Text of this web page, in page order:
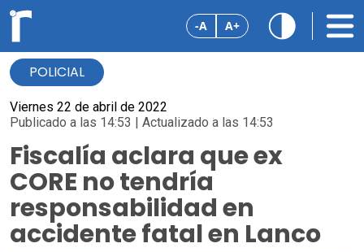
-A A+
POLICIAL
Viernes 22 de abril de 2022
Publicado a las 14:53 | Actualizado a las 14:53
Fiscalía aclara que ex
CORE no tendría
responsabilidad en
accidente fatal en Lanco